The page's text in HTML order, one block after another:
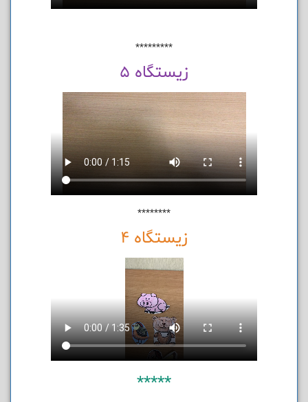
*********
زیستگاه 5
********
زیستگاه 4
*****